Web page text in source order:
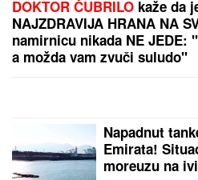
FILMSKA POTERA U
iz "audija": Ojadili poznatu
usledila munjevita akcija
(FOTO)
ZADESILA
ADI BOJANI